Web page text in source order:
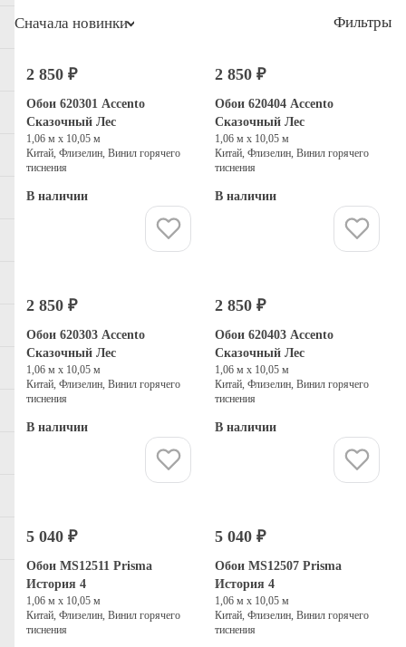
Сначала новинки Фильтры
2 850 ₽
Обои 620301 Accento
Сказочный Лес
1,06 м х 10,05 м
Китай, Флизелин, Винил горячего
тиснения
В наличии
2 850 ₽
Обои 620404 Accento
Сказочный Лес
1,06 м х 10,05 м
Китай, Флизелин, Винил горячего
тиснения
В наличии
2 850 ₽
Обои 620303 Accento
Сказочный Лес
1,06 м х 10,05 м
Китай, Флизелин, Винил горячего
тиснения
В наличии
2 850 ₽
Обои 620403 Accento
Сказочный Лес
1,06 м х 10,05 м
Китай, Флизелин, Винил горячего
тиснения
В наличии
5 040 ₽
Обои MS12511 Prisma
История 4
1,06 м х 10,05 м
Китай, Флизелин, Винил горячего
тиснения
5 040 ₽
Обои MS12507 Prisma
История 4
1,06 м х 10,05 м
Китай, Флизелин, Винил горячего
тиснения